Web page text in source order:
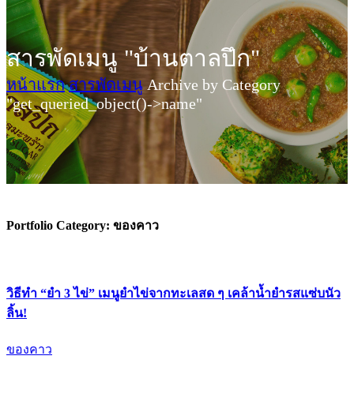
สารพัดเมนู "บ้านตาลปึก"
หน้าแรก สารพัดเมนู Archive by Category
"get_queried_object()->name"
Portfolio Category: ของคาว
วิธีทำ “ยำ 3 ไข่” เมนูยำไข่จากทะเลสด ๆ เคล้าน้ำยำรสแซ่บนัว
ลิ้น!
ของคาว